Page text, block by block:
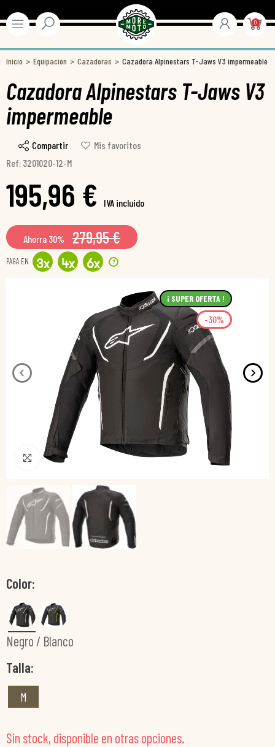
0
Inicio Equipación Cazadoras Cazadora Alpinestars T-Jaws V3 impermeable
Cazadora Alpinestars T-Jaws V3
impermeable
Compartir
Mis favoritos
Ref: 3201020-12-M
195,96 € IVA incluido
Ahorra 30% 279,95 €
PAGA EN 3x 4x 6x ?
¡ SUPER OFERTA !
-30%
Pincha para agrandar
Color
Negro / Blanco
Talla
M
Sin stock, disponible en otras opciones.